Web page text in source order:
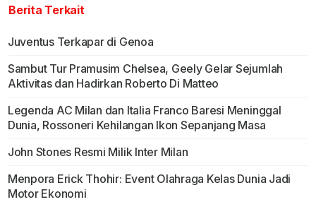
Berita Terkait
Juventus Terkapar di Genoa
Sambut Tur Pramusim Chelsea, Geely Gelar Sejumlah
Aktivitas dan Hadirkan Roberto Di Matteo
Legenda AC Milan dan Italia Franco Baresi Meninggal
Dunia, Rossoneri Kehilangan Ikon Sepanjang Masa
John Stones Resmi Milik Inter Milan
Menpora Erick Thohir: Event Olahraga Kelas Dunia Jadi
Motor Ekonomi